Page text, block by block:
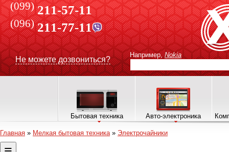
(099) 211-57-11
(096)211-77-11
Не можете дозвониться?
Например, Nokia
Бытовая техника Авто-электроника
Главная » Мелкая бытовая техника» Электрочайники